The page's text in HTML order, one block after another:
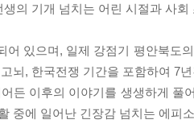
생의 기개 넘치는 어린 시절과 사
어 있으며, 일제 강점기 평안북도
뇌, 한국전쟁 기간을 포함하여 7
든 이후의 이야기를 생생하게 풀
중에 일어난 긴장감 넘치는 에피